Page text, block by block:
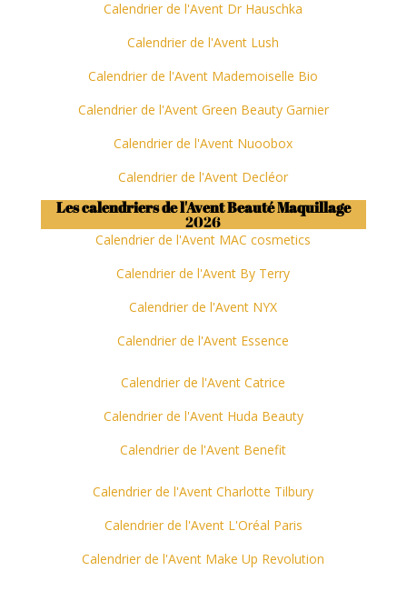
Calendrier de l'Avent Dr Hauschka
Calendrier de l'Avent Lush
Calendrier de l'Avent Mademoiselle Bio
Calendrier de l'Avent Green Beauty Garnier
Calendrier de l'Avent Nuoobox
Calendrier de l'Avent Decléor
Les calendriers de l'Avent Beauté Maquillage
2026
Calendrier de l'Avent MAC cosmetics
Calendrier de l'Avent By Terry
Calendrier de l'Avent NYX
Calendrier de l'Avent Essence
Calendrier de l'Avent Catrice
Calendrier de l'Avent Huda Beauty
Calendrier de l'Avent Benefit
Calendrier de l'Avent Charlotte Tilbury
Calendrier de l'Avent L'Oréal Paris
Calendrier de l'Avent Make Up Revolution